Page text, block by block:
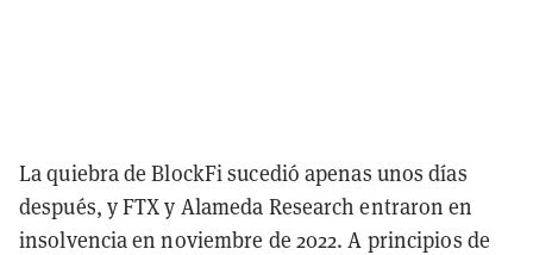
La quiebra de BlockFi sucedió apenas unos días
después, y FTX y Alameda Research entraron en
insolvencia en noviembre de 2022. A principios de